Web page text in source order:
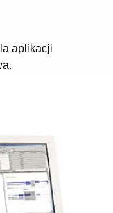
aplikacji